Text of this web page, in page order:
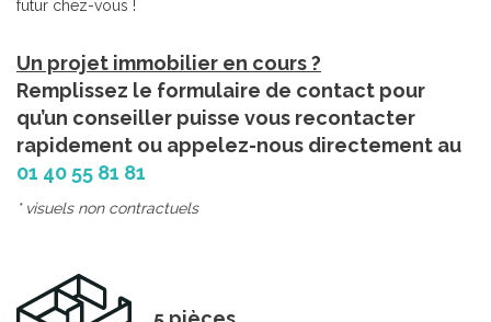
futur chez-vous !
Un projet immobilier en cours ?
Remplissez le formulaire de contact pour
qu’un conseiller puisse vous recontacter
rapidement ou appelez-nous directement au
01 40 55 81 81
* visuels non contractuels